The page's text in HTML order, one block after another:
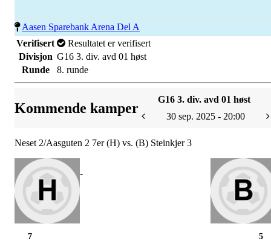
Aasen Sparebank Arena Del A
Verifisert
Resultatet er verifisert
Divisjon G16 3. div. avd 01 høst
Runde
8. runde
Kommende kamper
G16 3. div. avd 01 høst
30 sep. 2025 - 20:00
Neset 2/Aasguten 2 7er (H) vs. (B) Steinkjer 3
-
5
7